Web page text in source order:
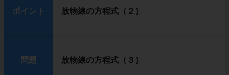
ポイント 放物線の方程式（２）
問題 放物線の方程式（３）